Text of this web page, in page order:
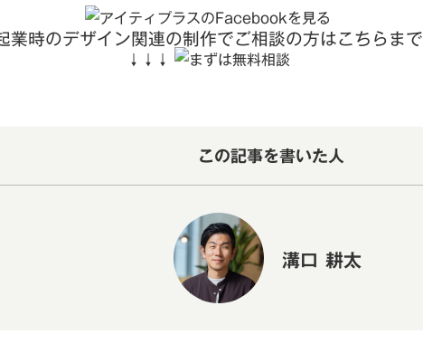
業時のデザイン関連の制作でご相談の方はこちらまで
↓↓↓
この記事を書いた人
溝口 耕太